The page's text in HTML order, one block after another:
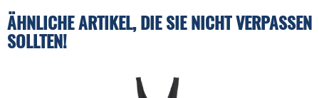
ÄHNLICHE ARTIKEL, DIE SIE NICHT VERPASSEN
SOLLTEN!